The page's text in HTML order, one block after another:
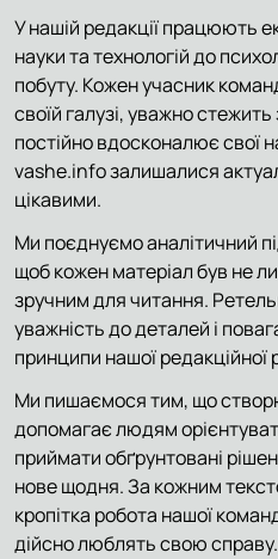
У нашій редакції працюють
науки та технологій до
побуту. Кожен учасник
своїй галузі, уважно
постійно вдосконалює свої
vashe.info залишалися
цікавими.
Ми поєднуємо аналітичний
щоб кожен матеріал був не
зручним для читання.
уважність до деталей і
принципи нашої редакційної
Ми пишаємося тим, що
допомагає людям
приймати обґрунтовані
нове щодня. За кожним
кропітка робота нашої
дійсно люблять свою справу.